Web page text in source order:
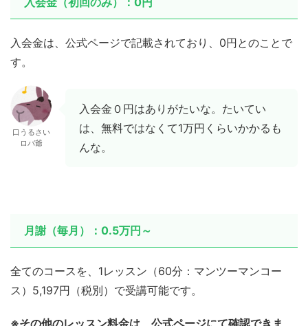
入会金は、公式ページで記載されており、0円とのことで
す。
口うるさい
ロバ爺
入会金０円はありがたいな。たいてい
は、無料ではなくて1万円くらいかかるも
んな。
月謝（毎月）：0.5万円～
全てのコースを、1レッスン（60分：マンツーマンコー
ス）5,197円（税別）で受講可能です。